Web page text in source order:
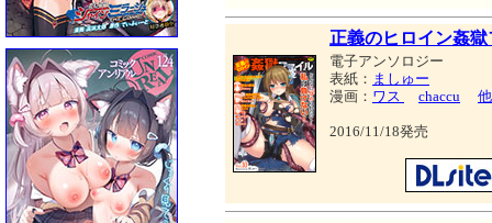
正義のヒロイン姦
電子アンソロジー
表紙： ましゅー
漫画： ワス chaccu 他
2016/11/18発売